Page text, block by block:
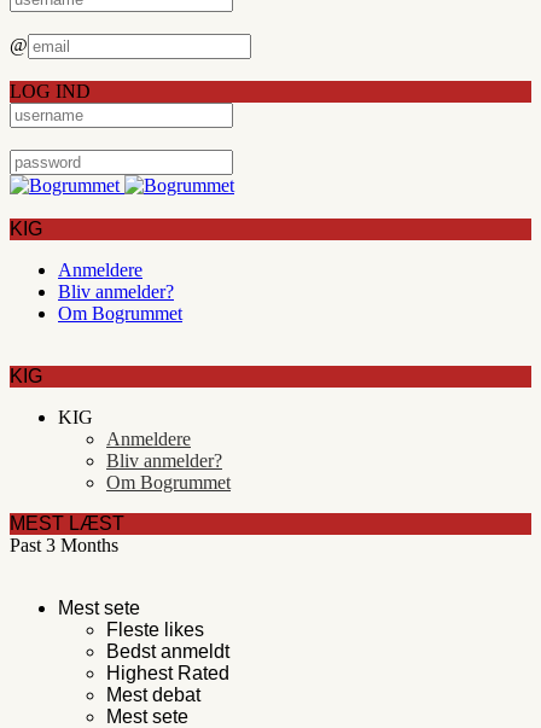
@
LOG IND
KIG
Anmeldere
Bliv anmelder?
Om Bogrummet
KIG
KIG
Anmeldere
Bliv anmelder?
Om Bogrummet
MEST LÆST
Past 3 Months
Mest sete
Fleste likes
Bedst anmeldt
Highest Rated
Mest debat
Mest sete